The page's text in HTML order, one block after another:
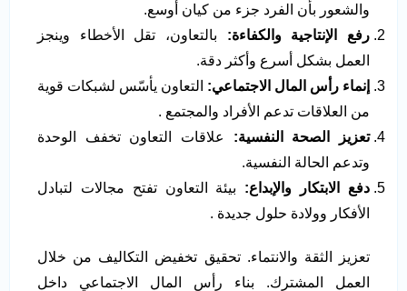
والشعور بأن الفرد جزء من كيان أوسع.
رفع الإنتاجية والكفاءة: بالتعاون، تقل الأخطاء وينجز
العمل بشكل أسرع وأكثر دقة.
إنماء رأس المال الاجتماعي: التعاون يأسّس لشبكات قوية
من العلاقات تدعم الأفراد والمجتمع .
تعزيز الصحة النفسية: علاقات التعاون تخفف الوحدة
وتدعم الحالة النفسية.
دفع الابتكار والإبداع: بيئة التعاون تفتح مجالات لتبادل
الأفكار وولادة حلول جديدة .
تعزيز الثقة والانتماء. تحقيق تخفيض التكاليف من خلال
العمل المشترك. بناء رأس المال الاجتماعي داخل